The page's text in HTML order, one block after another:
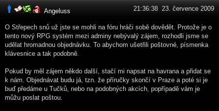
Angeluss 21:36:38 23. července 2009
O Střepech snů už jste se mohli na fóru hráči sobě dovědět. Protože je o
tento nový RPG systém mezi adminy nebývalý zájem, rozhodli jsme se
udělat hromadnou objednávku. To abychom ušetřili poštovné, písmenka
klávesnice a tak podobně.
Pokud by měl zájem někdo další, stačí mi napsat na havrana a přidat se
k nám. Objednávat budu já, tzn. že příručky skončí v Praze a poté si je
buď předáme u Tučků, nebo na podobných akcích, popřípadě vám je
můžu poslat poštou.